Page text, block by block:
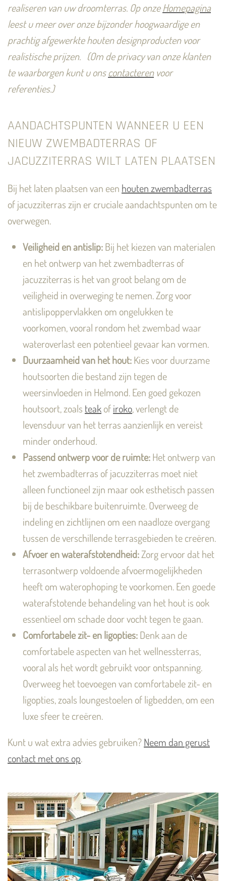
realiseren van uw droomterras. Op onzeHomepagina
leest u meer over onze bijzonder hoogwaardige en
prachtig afgewerkte houten designproducten voor
realistische prijzen. (Om de privacy van onze klanten
te waarborgen kunt u onscontacterenvoor
referenties.)
AANDACHTSPUNTEN WANNEER U EEN
NIEUW ZWEMBADTERRAS OF
JACUZZITERRAS WILT LATEN PLAATSEN
Bij het laten plaatsen van een houten zwembadterras
of jacuzziterras zijn er cruciale aandachtspunten om te
overwegen.
Veiligheid en antislip:Bij het kiezen van materialen
en het ontwerp van het zwembadterras of
jacuzziterras is het van groot belang om de
veiligheid in overweging te nemen. Zorg voor
antislipoppervlakken om ongelukken te
voorkomen, vooral rondom het zwembad waar
wateroverlast een potentieel gevaar kan vormen.
Duurzaamheid van het hout:Kies voor duurzame
houtsoorten die bestand zijn tegen de
weersinvloeden in Helmond. Een goed gekozen
houtsoort, zoals teakofiroko, verlengt de
levensduur van het terras aanzienlijk en vereist
minder onderhoud.
Passend ontwerp voor de ruimte:Het ontwerp van
het zwembadterras of jacuzziterras moet niet
alleen functioneel zijn maar ook esthetisch passen
bij de beschikbare buitenruimte. Overweeg de
indeling en zichtlijnen om een naadloze overgang
tussen de verschillende terrasgebieden te creëren.
Afvoer en waterafstotendheid:Zorg ervoor dat het
terrasontwerp voldoende afvoermogelijkheden
heeft om waterophoping te voorkomen. Een goede
waterafstotende behandeling van het hout is ook
essentieel om schade door vocht tegen te gaan.
Comfortabele zit- en ligopties:Denk aan de
comfortabele aspecten van het wellnessterras,
vooral als het wordt gebruikt voor ontspanning.
Overweeg het toevoegen van comfortabele zit- en
ligopties, zoals loungestoelen of ligbedden, om een
luxe sfeer te creëren.
Kunt u wat extra advies gebruiken?Neem dan gerust
contact met ons op.